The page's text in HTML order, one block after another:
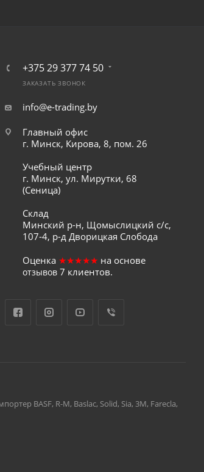
+375 29 377 74 50
ЗАКАЗАТЬ ЗВОНОК
info@e-trading.by
Главный офис
г. Минск, Кирова, 8, пом. 26
Учебный центр
г. Минск, ул. Мирутки, 68
(Сеница)
Склад
Минский р-н, Щомыслицкий с/с,
107-4, р-д Дворицкая Слобода
Оценка ★★★★★ на основе
отзывов 7 клиентов.
BASF, R-M, Baslac, Solid, Sia, 3M, Farecla,